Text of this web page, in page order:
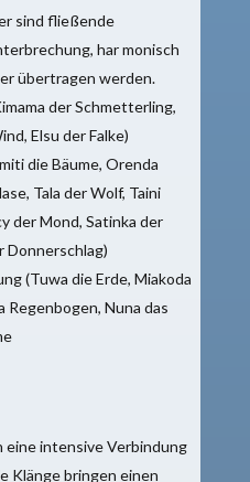
sind fließende
har monisch
übertragen werden.
der Schmetterling,
Elsu der Falke)
die Bäume, Orenda
Tala der Wolf, Taini
der Mond, Satinka der
Donnerschlag)
(Tuwa die Erde, Miakoda
Nuna das
eine intensive Verbindung
Klänge bringen einen